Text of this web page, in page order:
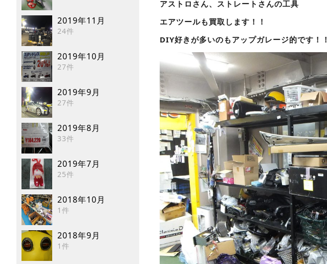
2019年11月
24件
2019年10月
27件
2019年9月
27件
2019年8月
33件
2019年7月
25件
2018年10月
1件
2018年9月
1件
アストロさん、ストレートさんの工具
エアツールも買取します！！
DIY好きが多いのもアップガレージ的です！！